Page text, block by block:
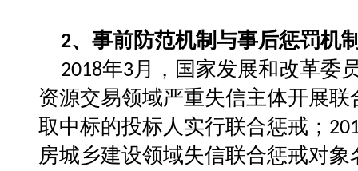
2、 事前防范机制与事后惩罚机
2018年3月，国家发展和改革委
资源交易领域严重失信主体开展
取中标的投标人实行联合惩戒；
房城乡建设领域失信联合惩戒对